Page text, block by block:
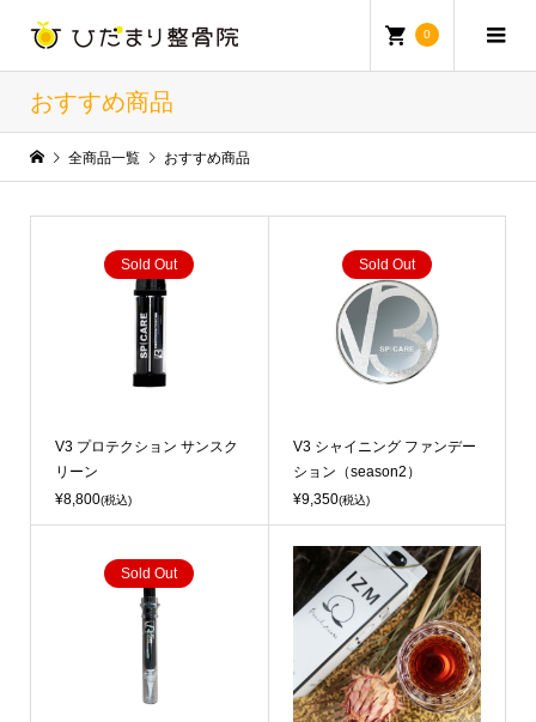
0
おすすめ商品
全商品一覧 おすすめ商品
Sold Out
V3 プロテクション サンスク
リーン
¥8,800(税込)
Sold Out
V3 シャイニング ファンデー
ション（season2）
¥9,350(税込)
Sold Out